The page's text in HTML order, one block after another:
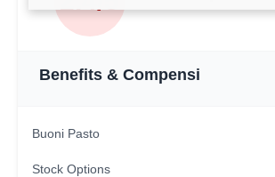
Benefits & Compensi
Buoni Pasto
Stock Options